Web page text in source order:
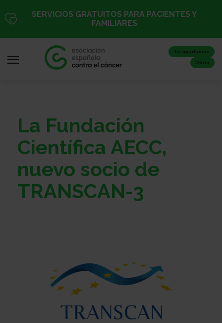
al
SERVICIOS GRATUITOS PARA PACIENTES Y
FAMILIARES
Te ayudamos
Dona
sesión
Registro
Inicio
La Fundación
Científica AECC,
nuevo socio de
TRANSCAN-3